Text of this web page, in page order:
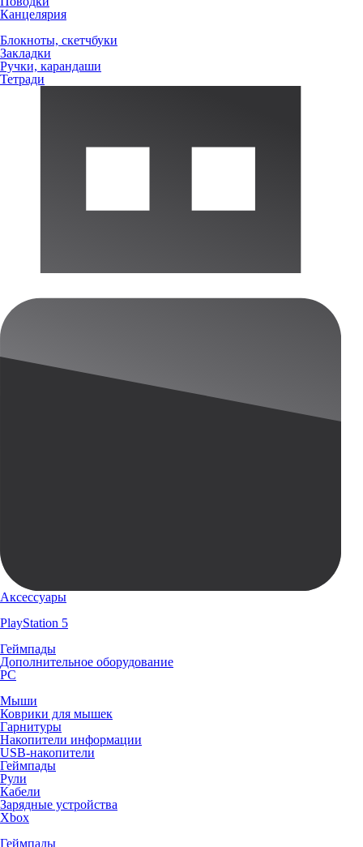
Канцелярия
Блокноты, скетчбуки
Закладки
Ручки, карандаши
Тетради
Аксессуары
PlayStation 5
Геймпады
Дополнительное оборудование
PC
Мыши
Коврики для мышек
Гарнитуры
Накопители информации
USB-накопители
Геймпады
Рули
Кабели
Зарядные устройства
Xbox
Геймпады